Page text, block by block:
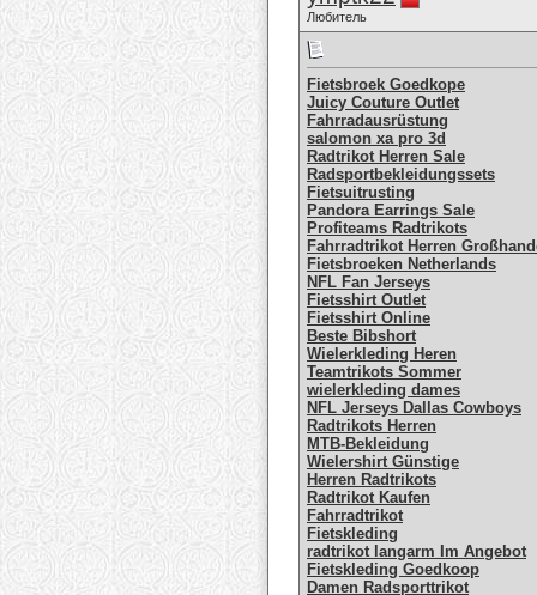
Любитель
Fietsbroek Goedkope
Juicy Couture Outlet
Fahrradausrüstung
salomon xa pro 3d
Radtrikot Herren Sale
Radsportbekleidungssets
Fietsuitrusting
Pandora Earrings Sale
Profiteams Radtrikots
Fahrradtrikot Herren
Fietsbroeken Netherlands
NFL Fan Jerseys
Fietsshirt Outlet
Fietsshirt Online
Beste Bibshort
Wielerkleding Heren
Teamtrikots Sommer
wielerkleding dames
NFL Jerseys Dallas Cowboys
Radtrikots Herren
MTB-Bekleidung
Wielershirt Günstige
Herren Radtrikots
Radtrikot Kaufen
Fahrradtrikot
Fietskleding
radtrikot langarm Im Angebot
Fietskleding Goedkoop
Damen Radsporttrikot